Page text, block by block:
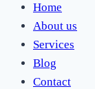
Home
About us
Services
Blog
Contact